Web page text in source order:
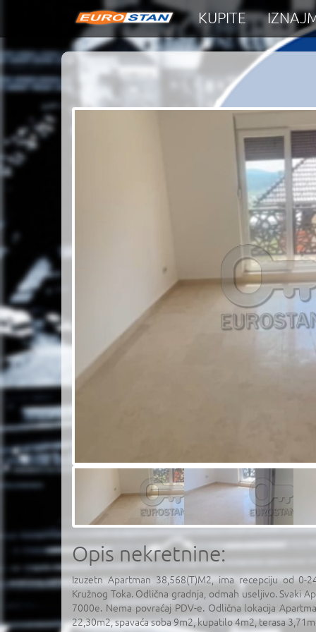
KUPITE
Opis nekretnine:
Izuzetn Apartman 38,568(T)M2, ima recepciju od 0-
Kružnog Toka. Odlična gradnja, odmah useljivo. Svaki
7000e. Nema povraćaj PDV-e. Odlična lokacija
22,30m2, spavaća soba 9m2, kupatilo 4m2, terasa